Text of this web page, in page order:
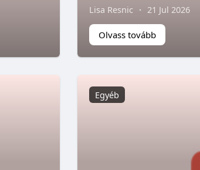
Lisa Resnic · 21 Jul 2026
Olvass tovább
Egyéb